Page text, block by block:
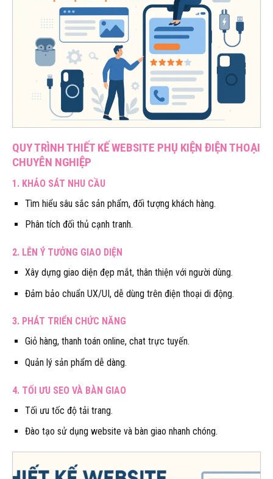
QUY TRÌNH THIẾT KẾ WEBSITE PHỤ KIỆN ĐIỆN THOẠI
CHUYÊN NGHIỆP
1. KHẢO SÁT NHU CẦU
Tìm hiểu sâu sắc sản phẩm, đối tượng khách hàng.
Phân tích đối thủ cạnh tranh.
2. LÊN Ý TƯỞNG GIAO DIỆN
Xây dựng giao diện đẹp mắt, thân thiện với người dùng.
Đảm bảo chuẩn UX/UI, dễ dùng trên điện thoại di động.
3. PHÁT TRIỂN CHỨC NĂNG
Giỏ hàng, thanh toán online, chat trực tuyến.
Quản lý sản phẩm dễ dàng.
4. TỐI ƯU SEO VÀ BÀN GIAO
Tối ưu tốc độ tải trang.
Đào tạo sử dụng website và bàn giao nhanh chóng.